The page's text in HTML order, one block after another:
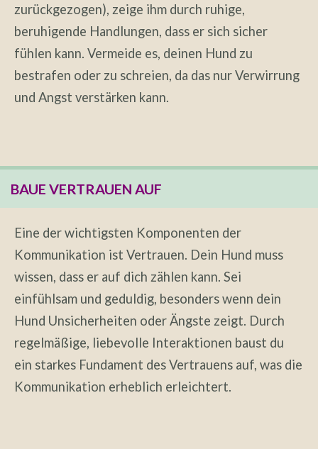
zurückgezogen), zeige ihm durch ruhige,
beruhigende Handlungen, dass er sich sicher
fühlen kann. Vermeide es, deinen Hund zu
bestrafen oder zu schreien, da das nur Verwirrung
und Angst verstärken kann.
BAUE VERTRAUEN AUF
Eine der wichtigsten Komponenten der
Kommunikation ist Vertrauen. Dein Hund muss
wissen, dass er auf dich zählen kann. Sei
einfühlsam und geduldig, besonders wenn dein
Hund Unsicherheiten oder Ängste zeigt. Durch
regelmäßige, liebevolle Interaktionen baust du
ein starkes Fundament des Vertrauens auf, was die
Kommunikation erheblich erleichtert.